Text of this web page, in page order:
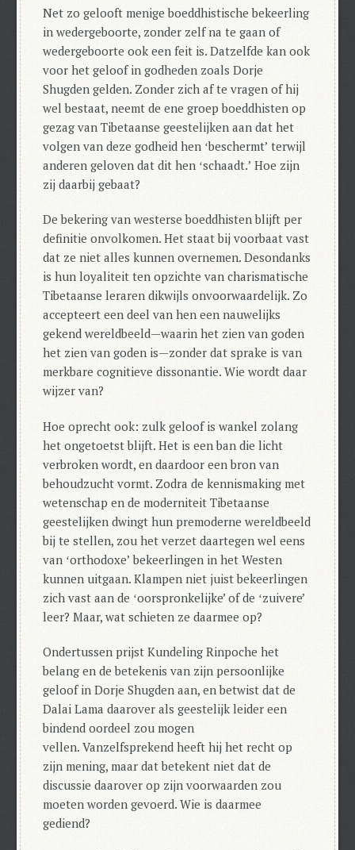
Net zo gelooft menige boeddhistische bekeerling
in wedergeboorte, zonder zelf na te gaan of
wedergeboorte ook een feit is. Datzelfde kan ook
voor het geloof in godheden zoals Dorje
Shugden gelden. Zonder zich af te vragen of hij
wel bestaat, neemt de ene groep boeddhisten op
gezag van Tibetaanse geestelijken aan dat het
volgen van deze godheid hen ʻbeschermtʼ terwijl
anderen geloven dat dit hen ʻschaadt.ʼ Hoe zijn
zij daarbij gebaat?
De bekering van westerse boeddhisten blijft per
definitie onvolkomen. Het staat bij voorbaat vast
dat ze niet alles kunnen overnemen.Desondanks
is hun loyaliteit ten opzichte van charismatische
Tibetaanse leraren dikwijls onvoorwaardelijk. Zo
accepteert een deel van hen een nauwelijks
gekend wereldbeeld—waarin het zien van goden
het zien van goden is—zonder dat sprake is van
merkbare cognitieve dissonantie. Wie wordt daar
wijzer van?
Hoe oprecht ook: zulk geloof is wankel zolang
het ongetoetst blijft. Het is een ban die licht
verbroken wordt, en daardoor een bron van
behoudzucht vormt. Zodra de kennismaking met
wetenschap en de moderniteit Tibetaanse
geestelijken dwingt hun premoderne wereldbeeld
bij te stellen, zou het verzet daartegen wel eens
van ʻorthodoxeʼ bekeerlingen in het Westen
kunnen uitgaan. Klampen niet juist bekeerlingen
zich vast aan de ʻoorspronkelijke’ of de ʻzuivere’
leer? Maar, wat schieten ze daarmee op?
Ondertussen prijst Kundeling Rinpoche het
belang en de betekenis van zijn persoonlijke
geloof in Dorje Shugden aan, en betwist dat de
Dalai Lama daarover als geestelijk leider een
bindend oordeel zou mogen
vellen.Vanzelfsprekend heeft hij het recht op
zijn mening, maar dat betekent niet dat de
discussie daarover op zijn voorwaarden zou
moeten worden gevoerd. Wie is daarmee
gediend?